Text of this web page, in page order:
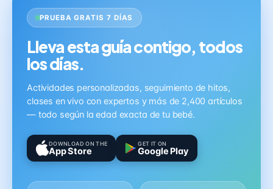
PRUEBA GRATIS 7 DÍAS
Lleva esta guía contigo, todos
los días.
Actividades personalizadas, seguimiento de hitos,
clases en vivo con expertos y más de 2,400 artículos
— todo según la edad exacta de tu bebé.
DOWNLOAD ON THE
App Store
GET IT ON
Google Play